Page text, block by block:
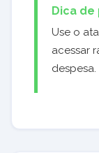
Dica
Use o
acessar
despesa.